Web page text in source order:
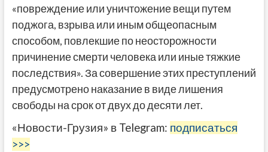
«повреждение или уничтожение вещи путем
поджога, взрыва или иным общеопасным
способом, повлекшие по неосторожности
причинение смерти человека или иные тяжкие
последствия». За совершение этих преступлений
предусмотрено наказание в виде лишения
свободы на срок от двух до десяти лет.
«Новости-Грузия» в Telegram: подписаться
>>>